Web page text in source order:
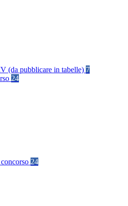
(da pubblicare in tabelle) 7
24
24